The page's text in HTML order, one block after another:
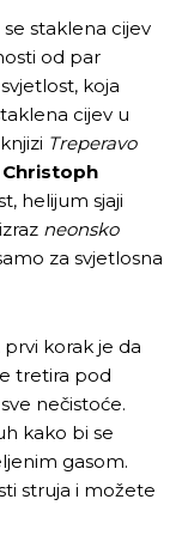
staklena cijev
od par
koja
cijev u
Treperavo
Christoph
helijum sjaji
neonsko
za svjetlosna
korak je da
tretira pod
nečistoće.
kako bi se
gasom.
struja i možete